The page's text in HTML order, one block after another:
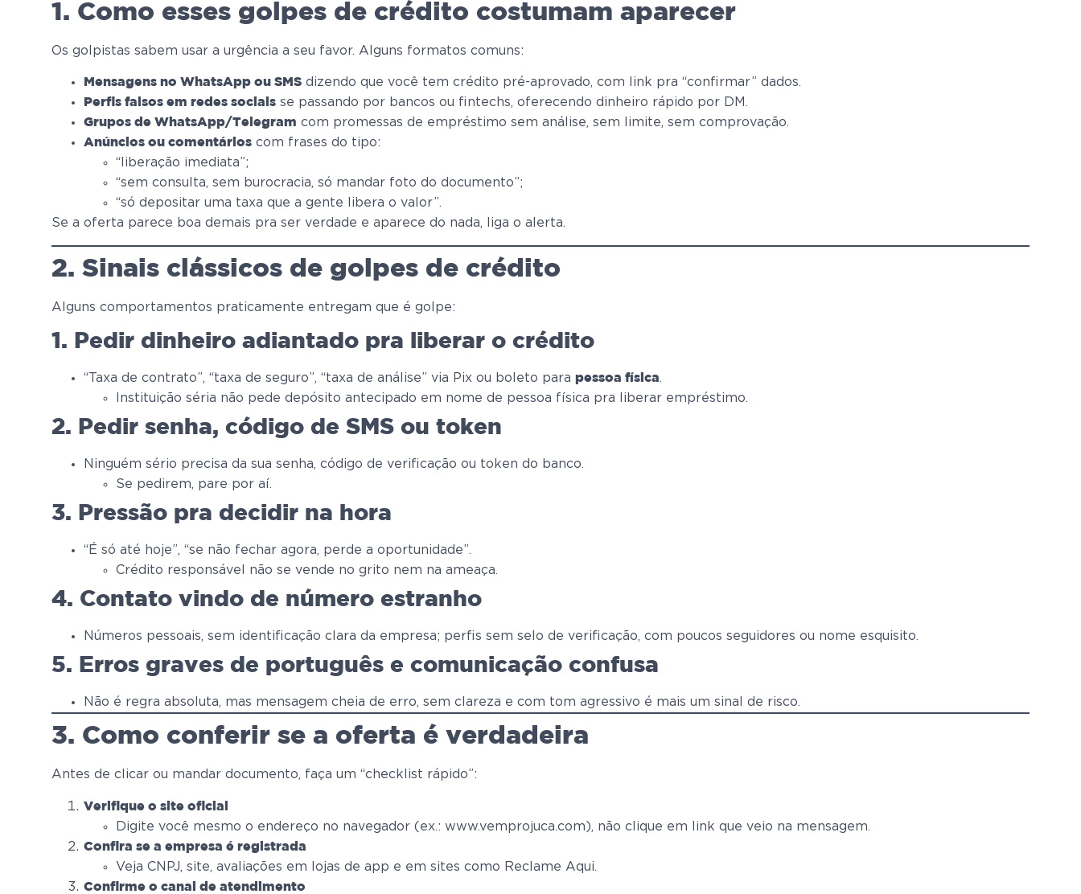
1. Como esses golpes de crédito costumam aparecer
Os golpistas sabem usar a urgência a seu favor. Alguns formatos comuns:
Mensagens no WhatsApp ou SMS dizendo que você tem crédito pré-aprovado, com link pra “confirmar” dados.
Perfis falsos em redes sociais se passando por bancos ou fintechs, oferecendo dinheiro rápido por DM.
Grupos de WhatsApp/Telegram com promessas de empréstimo sem análise, sem limite, sem comprovação.
Anúncios ou comentários com frases do tipo:
“liberação imediata”;
“sem consulta, sem burocracia, só mandar foto do documento”;
“só depositar uma taxa que a gente libera o valor”.
Se a oferta parece boa demais pra ser verdade e aparece do nada, liga o alerta.
2. Sinais clássicos de golpes de crédito
Alguns comportamentos praticamente entregam que é golpe:
1. Pedir dinheiro adiantado pra liberar o crédito
“Taxa de contrato”, “taxa de seguro”, “taxa de análise” via Pix ou boleto para pessoa física.
Instituição séria não pede depósito antecipado em nome de pessoa física pra liberar empréstimo.
2. Pedir senha, código de SMS ou token
Ninguém sério precisa da sua senha, código de verificação ou token do banco.
Se pedirem, pare por aí.
3. Pressão pra decidir na hora
“É só até hoje”, “se não fechar agora, perde a oportunidade”.
Crédito responsável não se vende no grito nem na ameaça.
4. Contato vindo de número estranho
Números pessoais, sem identificação clara da empresa; perfis sem selo de verificação, com poucos seguidores ou nome esquisito.
5. Erros graves de português e comunicação confusa
Não é regra absoluta, mas mensagem cheia de erro, sem clareza e com tom agressivo é mais um sinal de risco.
3. Como conferir se a oferta é verdadeira
Antes de clicar ou mandar documento, faça um “checklist rápido”:
Verifique o site oficial
Digite você mesmo o endereço no navegador (ex.: www.vemprojuca.com), não clique em link que veio na mensagem.
Confira se a empresa é registrada
Veja CNPJ, site, avaliações em lojas de app e em sites como Reclame Aqui.
Confirme o canal de atendimento